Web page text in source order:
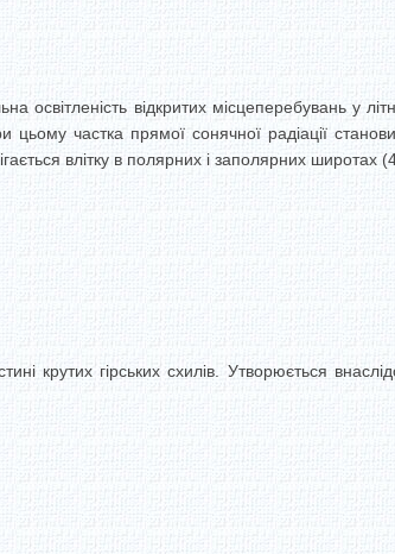
відкритих місцеперебувань у
частка прямої сонячної радіації
влітку в полярних і заполярних широтах
крутих гірських схилів. Утворюється